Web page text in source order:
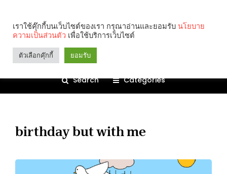
Search Categories
birthday but with me
เราใช้คุ๊กกี้บนเว็บไซต์ของเรา กรุณาอ่านและยอมรับ นโยบาย
ความเป็นส่วนตัว เพื่อใช้บริการเว็บไซต์
ตัวเลือกคุ๊กกี้ ยอมรับ